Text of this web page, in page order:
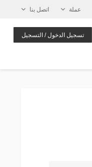
عملة اتصل بنا
تسجيل الدخول / التسجيل